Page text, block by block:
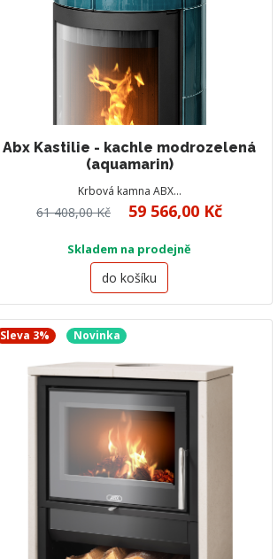
Abx Kastilie - kachle modrozelená
(aquamarin)
Krbová kamna ABX…
61 408,00 Kč 59 566,00 Kč
Skladem na prodejně
do košíku
Sleva 3% Novinka